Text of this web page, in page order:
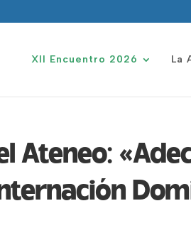
XII Encuentro 2026 La
Ateneo: